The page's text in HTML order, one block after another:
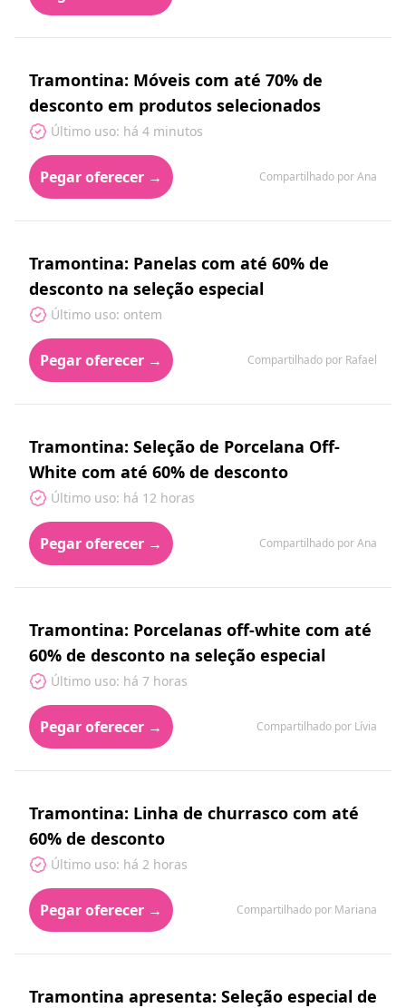
Tramontina: Móveis com até 70% de
desconto em produtos selecionados
Último uso: há 4 minutos
Pegar oferecer → Compartilhado por Ana
Tramontina: Panelas com até 60% de
desconto na seleção especial
Último uso: ontem
Pegar oferecer → Compartilhado por Rafael
Tramontina: Seleção de Porcelana Off-
White com até 60% de desconto
Último uso: há 12 horas
Pegar oferecer → Compartilhado por Ana
Tramontina: Porcelanas off-white com até
60% de desconto na seleção especial
Último uso: há 7 horas
Pegar oferecer → Compartilhado por Lívia
Tramontina: Linha de churrasco com até
60% de desconto
Último uso: há 2 horas
Pegar oferecer → Compartilhado por Mariana
Tramontina apresenta: Seleção especial de